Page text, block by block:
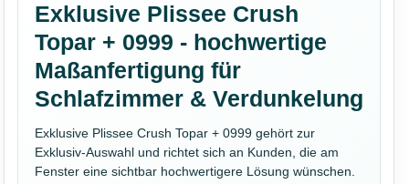
Exklusive Plissee Crush
Topar + 0999 - hochwertige
Maßanfertigung für
Schlafzimmer & Verdunkelung
Exklusive Plissee Crush Topar + 0999 gehört zur
Exklusiv-Auswahl und richtet sich an Kunden, die am
Fenster eine sichtbar hochwertigere Lösung wünschen.